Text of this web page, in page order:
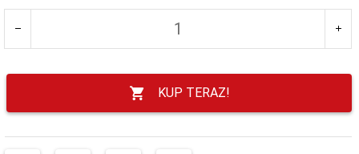
KUP TERAZ!